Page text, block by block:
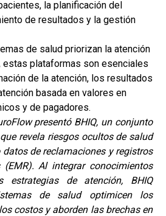
la planificación del
de resultados y la gestión
de salud priorizan la atención
estas plataformas son esenciales
de la atención, los resultados
basada en valores en
y de pagadores.
presentó BHIQ, un conjunto
revela riesgos ocultos de salud
de reclamaciones y registros
(EMR). Al integrar conocimientos
estrategias de atención, BHIQ
de salud optimicen los
costos y aborden las brechas en